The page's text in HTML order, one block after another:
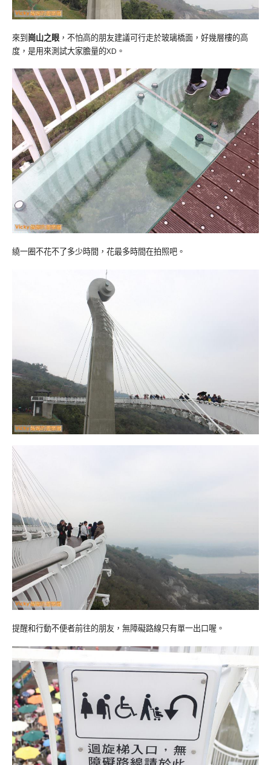
來到崗山之眼 ，不怕高的朋友建議可行走於玻璃橋面，好幾層樓的高
度，是用來測試大家膽量的XD。
繞一圈不花不了多少時間，花最多時間在拍照吧。
提醒和行動不便者前往的朋友，無障礙路線只有單一出口喔。